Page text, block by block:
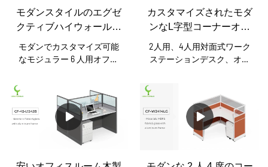
具メーカー。メタルフレー
ムの色：ホワイト、シルバ
ー、ブラックなど移動台
座：オプション
さらに、当社はさまざまな
要件を満たす新製品の開発
に多大な努力を払っていま
す。
モダンスタイルのエグゼ
クティブハイウォールオ
フィスキュービクルデザ
イン、ガラスパーティシ
ワークステーション家具
モダンでカスタマイズ可能
なモジュラー 6 人用オフィ
オフィス ワークステーショ
ン キュービクルを販売しま
す。高品質のアルミニウム
付属品を備えたグリーンの
パーティション オフィス デ
スク キュービクル。組み立
てが非常に簡単です。移動
カスタマイズされたモダ
ンなL字型コーナーオフ
ィスワークステーション
デスクモジュラーキュー
2人用、4人用対面式ワーク
ステーションデスク、オフ
フィス ワークステーション
デスク、5x5、6x6 キュービ
クル家具をご用意していま
す。人間工学に基づいたコ
ョンデスクは、さまざまな